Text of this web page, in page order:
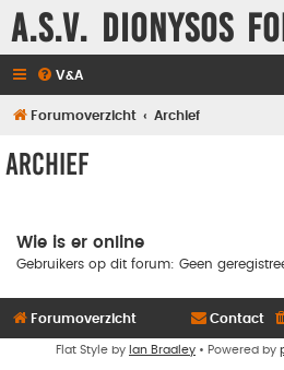
A.S.V. Dionysos
V&A
Forumoverzicht Archief
Archief
Wie is er online
Gebruikers op dit forum: Geen
Forumoverzicht Contact
Flat Style by Ian Bradley • Powered by